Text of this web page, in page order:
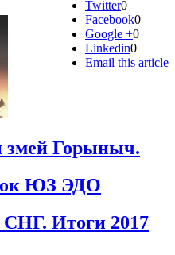
Twitter0
Facebook0
Google +0
Linkedin0
Email this article
змей Горыныч.
ЮЗ ЭДО
Итоги 2017